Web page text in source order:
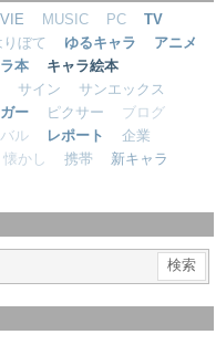
MUSIC PC
TV
りぼて ゆるキャラ
アニメ
本
キャラ絵本
サイン
サンエックス
ー ピクサー
ブログ
ル レポート
企業
懐かし 携帯
新キャラ